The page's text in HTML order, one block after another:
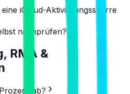
iCloud-Aktivierungssperre
nachprüfen?
RMA &
ab?